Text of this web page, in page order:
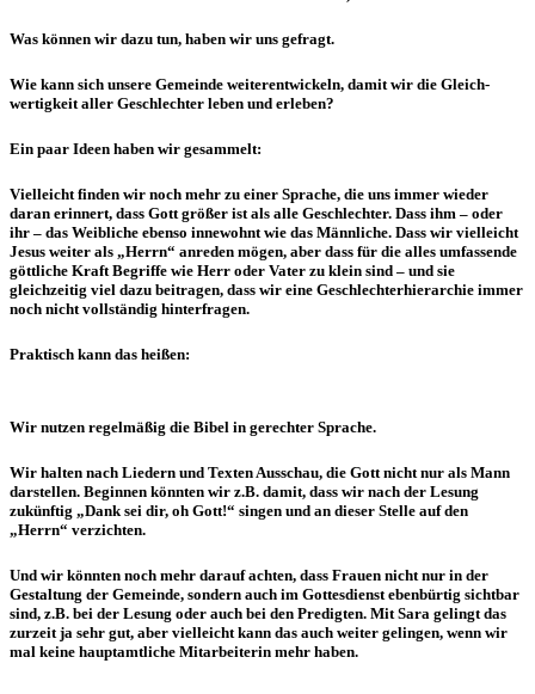
Was können wir dazu tun, haben wir uns gefragt.
Wie kann sich unsere Gemeinde weiterentwickeln, damit wir die Gleich­
wertig­keit aller Geschlechter leben und erleben?
Ein paar Ideen haben wir gesammelt:
Vielleicht finden wir noch mehr zu einer Sprache, die uns immer wieder
daran erinnert, dass Gott größer ist als alle Geschlechter. Dass ihm – oder
ihr – das Weibliche ebenso innewohnt wie das Männliche. Dass wir vielleicht
Jesus weiter als „Herrn“ anreden mögen, aber dass für die alles umfassende
gött­liche Kraft Begriffe wie Herr oder Vater zu klein sind – und sie
gleichzeitig viel dazu beitragen, dass wir eine Geschlechterhierarchie immer
noch nicht vollständig hinterfragen.
Praktisch kann das heißen:
Wir nutzen regelmäßig die Bibel in gerechter Sprache.
Wir halten nach Liedern und Texten Ausschau, die Gott nicht nur als Mann
darstellen. Beginnen könnten wir z.B. damit, dass wir nach der Lesung
zukünftig „Dank sei dir, oh Gott!“ singen und an dieser Stelle auf den
„Herrn“ verzichten.
Und wir könnten noch mehr darauf achten, dass Frauen nicht nur in der
Gestaltung der Gemeinde, sondern auch im Gottesdienst ebenbürtig sichtbar
sind, z.B. bei der Lesung oder auch bei den Predigten. Mit Sara gelingt das
zurzeit ja sehr gut, aber vielleicht kann das auch weiter gelingen, wenn wir
mal keine hauptamtliche Mitarbeiterin mehr haben.